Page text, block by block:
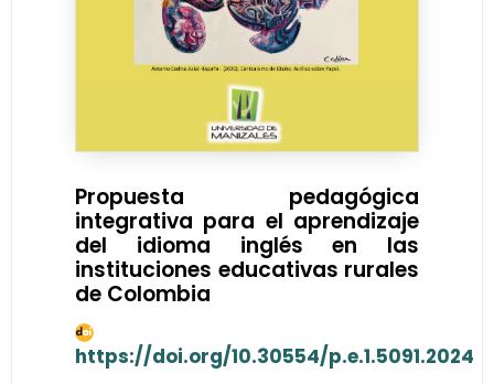
Propuesta pedagógica
integrativa para el aprendizaje
del idioma inglés en las
instituciones educativas rurales
de Colombia
https://doi.org/10.30554/p.e.1.5091.2024